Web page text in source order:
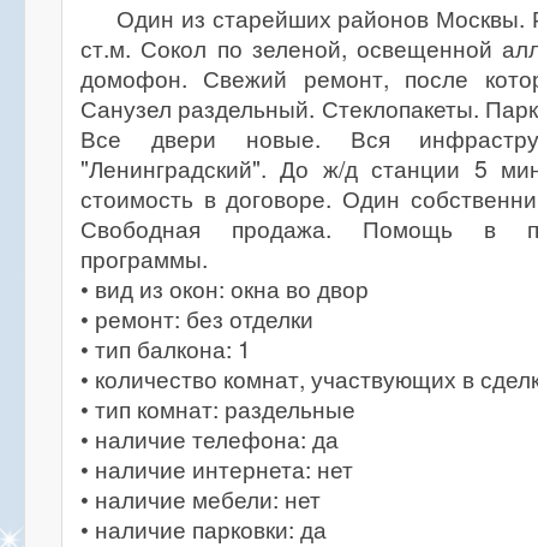
Один из старейших районов Москвы.
ст.м. Сокол по зеленой, освещенной
домофон. Свежий ремонт, после
Санузел раздельный. Стеклопакеты.
Все двери новые. Вся
"Ленинградский". До ж/д станции 5
стоимость в договоре. Один
Свободная продажа. Помощь в
программы.
• вид из окон: окна во двор
• ремонт: без отделки
• тип балкона: 1
• количество комнат, участвующих в
• тип комнат: раздельные
• наличие телефона: да
• наличие интернета: нет
• наличие мебели: нет
• наличие парковки: да